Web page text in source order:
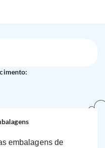
embalagens de